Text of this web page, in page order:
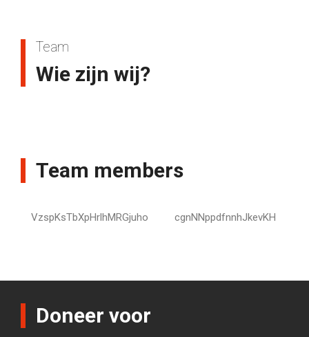
Team
Wie zijn wij?
Team members
VzspKsTbXpHrlhMRGjuho cgnNNppdfnnhJkevKH
Doneer voor